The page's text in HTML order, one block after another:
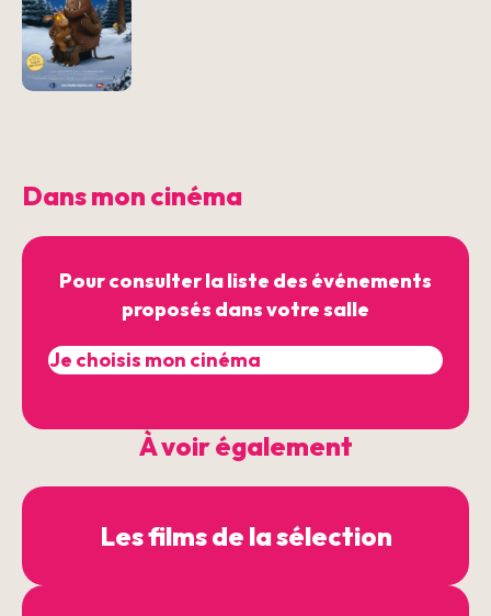
Dans mon cinéma
Pour consulter la liste des événements
proposés dans votre salle
À voir également
Les films de la sélection